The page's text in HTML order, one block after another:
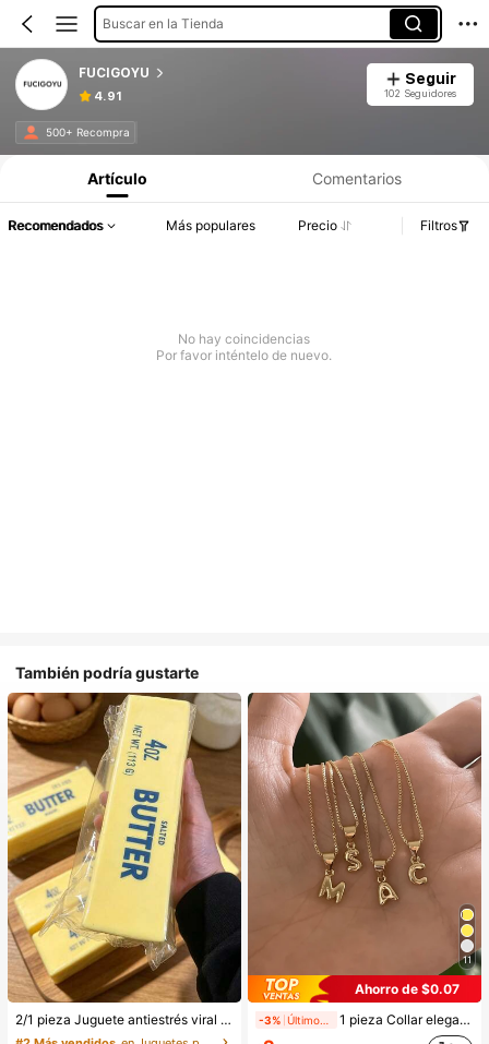
Buscar en la Tienda
FUCIGOYU
4.91
Seguir
102 Seguidores
500+ Recompra
Artículo Comentarios
Recomendados Más populares Precio Filtros
No hay coincidencias
Por favor inténtelo de nuevo.
También podría gustarte
2/1 pieza Juguete antiestrés viral de mantequilla suave y lindo de gran tamaño, juguete de alivio del estrés, estimulación sensorial, pelota antiestrés, adecuado como regalo de Pascua, cumpleaños, graduación, favor de fiesta, suministros para despedida de soltera, estilo dumpling de rebote lento, estético, regalo de Navidad
11
Ahorro de $0.07
-3% 1 pieza Collar elegante y creativo de acero inoxidable con letra del alfabeto inglés en estilo burbuja, color dorado, collar personalizado casual para mujer, cadena de clavícula